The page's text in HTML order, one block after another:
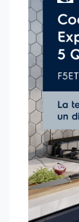
temporizador
dar el toque
platos
El diseño
Zonas
por la superficie
horno a través
abrirla. Además, el
individuales
Al contar con un
autodeslizante,
comodidad y
automáticote
llama. Por
sin huecosevita
de gas hasta en
1Resultados